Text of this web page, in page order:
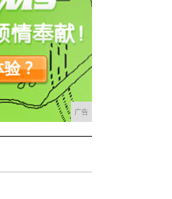
广告